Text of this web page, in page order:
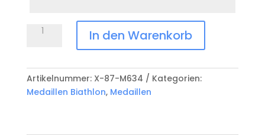
Medaille
87-
M634
Menge
In den Warenkorb
Artikelnummer: X-87-M634
Kategorien:
Medaillen Biathlon, Medaillen